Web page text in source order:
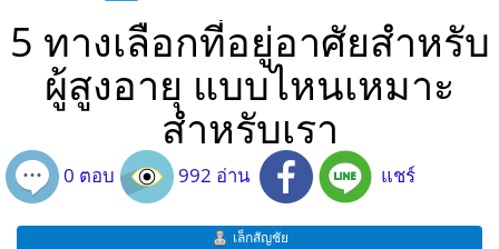
5 ทางเลือกที่อยู่อาศัยสำหรับ
ผู้สูงอายุ แบบไหนเหมาะ
สำหรับเรา
0 ตอบ 992 อ่าน แชร์
เล็กสัญชัย